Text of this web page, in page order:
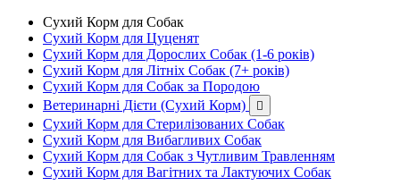
Сухий Корм для Собак
Сухий Корм для Цуценят
Сухий Корм для Дорослих Собак (1-6 років)
Сухий Корм для Літніх Собак (7+ років)
Сухий Корм для Собак за Породою
Ветеринарні Дієти (Сухий Корм)

Сухий Корм для Стерилізованих Собак
Сухий Корм для Вибагливих Собак
Сухий Корм для Собак з Чутливим Травленням
Сухий Корм для Вагітних та Лактуючих Собак